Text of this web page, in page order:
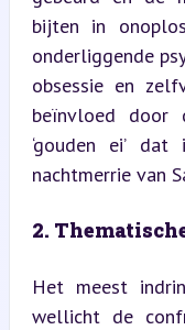
bijten in
onderliggende
obsessie en
beïnvloed door
‘gouden ei’
nachtmerrie van
2.
Het meest
wellicht de